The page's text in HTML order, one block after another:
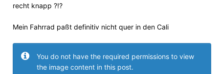
recht knapp ?!?
Mein Fahrrad paßt definitiv nicht quer in den Cali
You do not have the required permissions to view
the image content in this post.